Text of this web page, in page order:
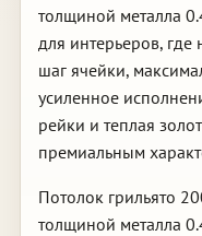
толщиной металла
для интерьеров,
шаг ячейки,
усиленное
рейки и теплая
премиальным
Потолок грильято
толщиной металла